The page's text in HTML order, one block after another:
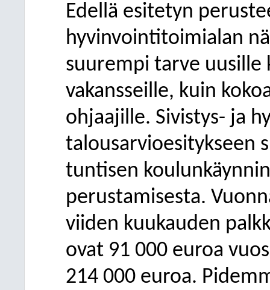
Edellä esitetyn
hyvinvointitoimialan
suurempi tarve uusille
vakansseille, kuin
ohjaajille. Sivistys- ja
talousarvioesitykseen
tuntisen
perustamisesta.
viiden kuukauden
ovat 91 000 euroa
214 000 euroa.